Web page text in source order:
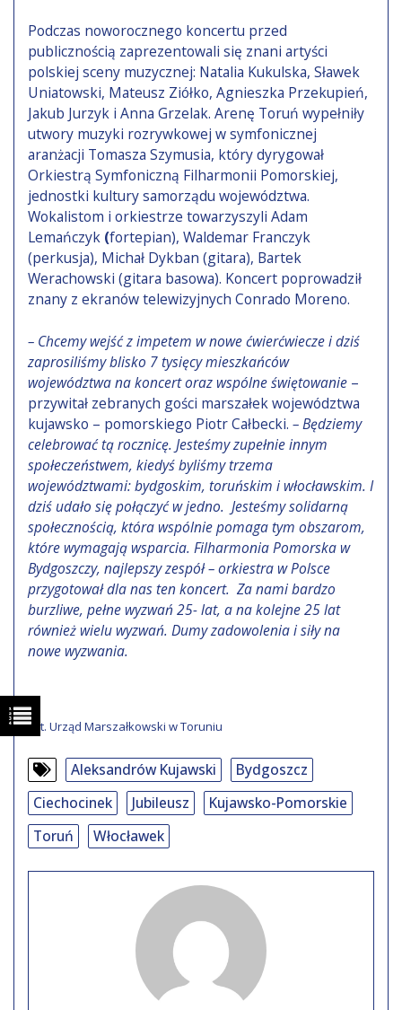
Podczas noworocznego koncertu przed
publicznością zaprezentowali się znani artyści
polskiej sceny muzycznej: Natalia Kukulska, Sławek
Uniatowski, Mateusz Ziółko, Agnieszka Przekupień,
Jakub Jurzyk i Anna Grzelak. Arenę Toruń wypełniły
utwory muzyki rozrywkowej w symfonicznej
aranżacji Tomasza Szymusia, który dyrygował
Orkiestrą Symfoniczną Filharmonii Pomorskiej,
jednostki kultury samorządu województwa.
Wokalistom i orkiestrze towarzyszyli Adam
Lemańczyk (fortepian), Waldemar Franczyk
(perkusja), Michał Dykban (gitara), Bartek
Werachowski (gitara basowa). Koncert poprowadził
znany z ekranów telewizyjnych Conrado Moreno.
– Chcemy wejść z impetem w nowe ćwierćwiecze i dziś
zaprosiliśmy blisko 7 tysięcy mieszkańców
województwa na koncert oraz wspólne świętowanie –
przywitał zebranych gości marszałek województwa
kujawsko – pomorskiego Piotr Całbecki. – Będziemy
celebrować tą rocznicę. Jesteśmy zupełnie innym
społeczeństwem, kiedyś byliśmy trzema
województwami: bydgoskim, toruńskim i włocławskim. I
dziś udało się połączyć w jedno. Jesteśmy solidarną
społecznością, która wspólnie pomaga tym obszarom,
które wymagają wsparcia. Filharmonia Pomorska w
Bydgoszczy, najlepszy zespół – orkiestra w Polsce
przygotował dla nas ten koncert. Za nami bardzo
burzliwe, pełne wyzwań 25- lat, a na kolejne 25 lat
również wielu wyzwań. Dumy zadowolenia i siły na
nowe wyzwania.
Fot. Urząd Marszałkowski w Toruniu
Aleksandrów Kujawski
Bydgoszcz
Ciechocinek
Jubileusz
Kujawsko-Pomorskie
Toruń
Włocławek